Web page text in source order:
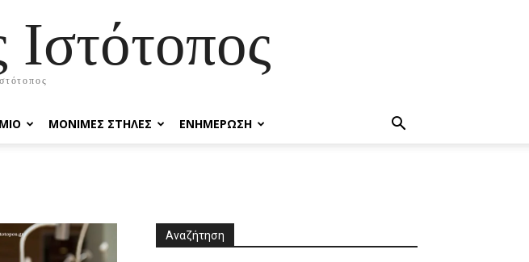
Ιστότοπος
ΜΟΝΙΜΕΣ ΣΤΗΛΕΣ ΕΝΗΜΕΡΩΣΗ
Αναζήτηση